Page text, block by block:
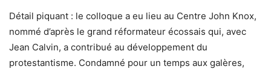
Détail piquant : le colloque a eu lieu au Centre John Knox,
nommé d’après le grand réformateur écossais qui, avec
Jean Calvin, a contribué au développement du
protestantisme. Condamné pour un temps aux galères,